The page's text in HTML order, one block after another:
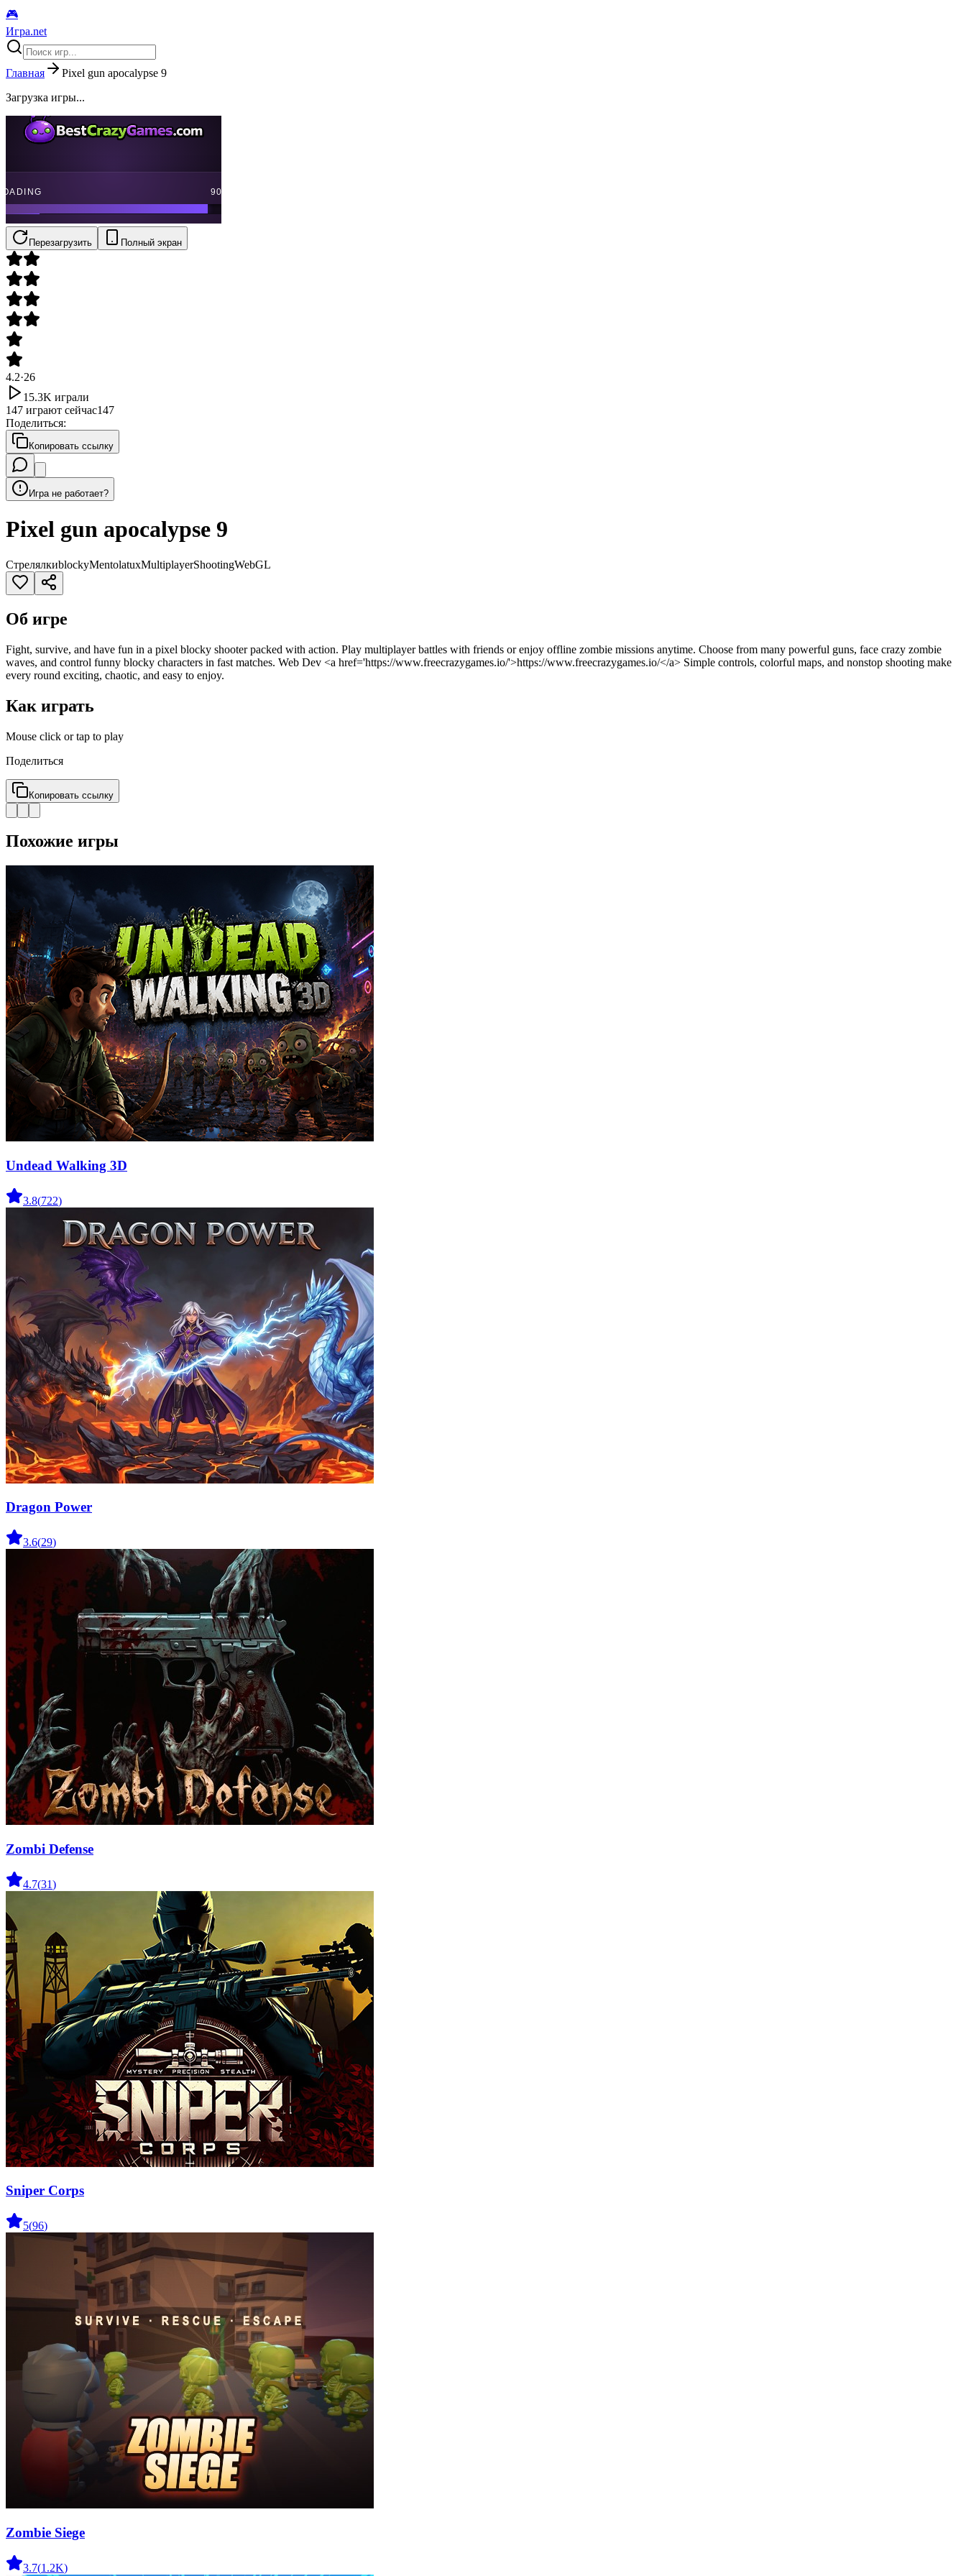
🎮
Игра.net
Главная
Pixel gun apocalypse 9
Загрузка игры...
Перезагрузить Полный экран
4.2·26
15.3K играли
147 играют сейчас147
Поделиться:
Копировать ссылку
Игра не работает?
Pixel gun apocalypse 9
СтрелялкиblockyMentolatuxMultiplayerShootingWebGL
Об игре
Fight, survive, and have fun in a pixel blocky shooter packed with action. Play multiplayer battles with friends or enjoy offline zombie missions anytime. Choose from many powerful guns, face crazy zombie
waves, and control funny blocky characters in fast matches. Web Dev <a href='https://www.freecrazygames.io/'>https://www.freecrazygames.io/</a> Simple controls, colorful maps, and nonstop shooting make
every round exciting, chaotic, and easy to enjoy.
Как играть
Mouse click or tap to play
Поделиться
Копировать ссылку
Похожие игры
Undead Walking 3D
3.8(722)
Dragon Power
3.6(29)
Zombi Defense
4.7(31)
Sniper Corps
5(96)
Zombie Siege
3.7(1.2K)